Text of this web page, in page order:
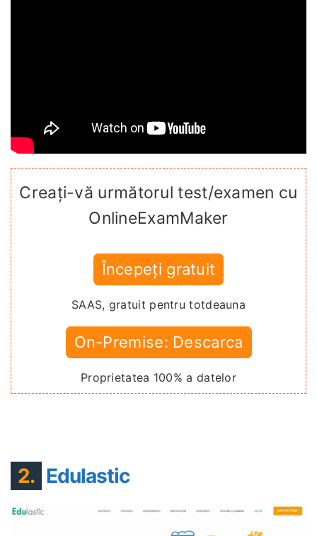
Creați-vă următorul test/examen cu
OnlineExamMaker
Începeți gratuit
SAAS, gratuit pentru totdeauna
On-Premise: Descarca
Proprietatea 100% a datelor
2. Edulastic